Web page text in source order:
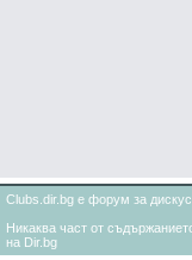
Clubs.dir.bg е форум за
Никаква част от
на Dir.bg